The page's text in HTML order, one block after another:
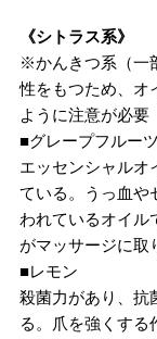
《シトラス系》
※かんきつ系（一
性をもつため、オ
ように注意が必要
■グレープフルーツ
エッセンシャルオ
ている。うっ血や
われているオイル
がマッサージに取
■レモン
殺菌力があり、抗
る。爪を強くする